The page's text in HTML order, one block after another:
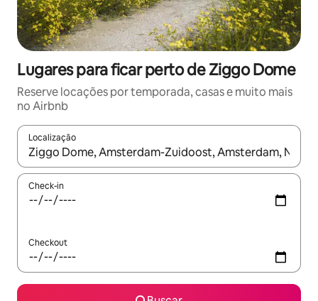
Lugares para ficar perto de Ziggo Dome
Reserve locações por temporada, casas e muito mais
no Airbnb
Localização
Quando os resultados estiverem disponíveis, explore-os
Check-in
Checkout